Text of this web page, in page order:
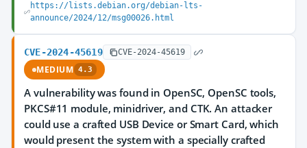
https://lists.debian.org/debian-lts-
announce/2024/12/msg00026.html
CVE-2024-45619 CVE-2024-45619
MEDIUM 4.3
A vulnerability was found in OpenSC, OpenSC tools,
PKCS#11 module, minidriver, and CTK. An attacker
could use a crafted USB Device or Smart Card, which
would present the system with a specially crafted